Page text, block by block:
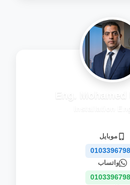
Eng. Mohamed
موبايل
واتساب